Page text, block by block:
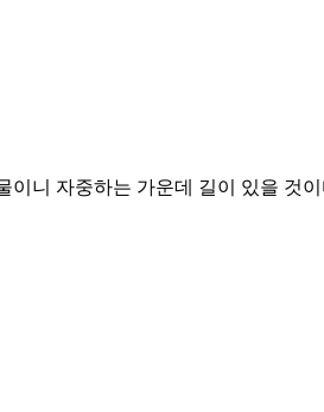
니 자중하는 가운데 길이 있을 것